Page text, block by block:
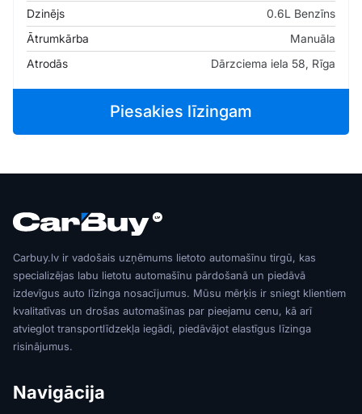
Dzinējs
0.6L Benzīns
Ātrumkārba
Manuāla
Atrodās
Dārzciema iela 58, Rīga
Piesakies līzingam
Carbuy.lv ir vadošais uzņēmums lietoto automašīnu tirgū, kas
specializējas labu lietotu automašīnu pārdošanā un piedāvā
izdevīgus auto līzinga nosacījumus. Mūsu mērķis ir sniegt klientiem
kvalitatīvas un drošas automašīnas par pieejamu cenu, kā arī
atvieglot transportlīdzekļa iegādi, piedāvājot elastīgus līzinga
risinājumus.
Navigācija